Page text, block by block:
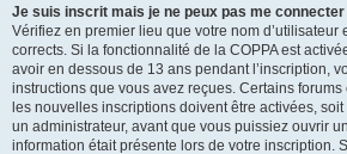
Je suis inscrit mais je ne peux pas me connecter
Vérifiez en premier lieu que votre nom d’utilisateur
corrects. Si la fonctionnalité de la COPPA est
avoir en dessous de 13 ans pendant l’inscription,
instructions que vous avez reçues. Certains
les nouvelles inscriptions doivent être activées,
un administrateur, avant que vous puissiez ouvrir
information était présente lors de votre inscription.